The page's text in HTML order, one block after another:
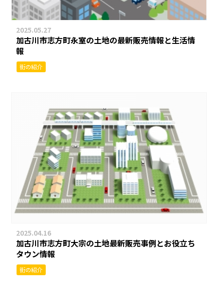
2025.05.27
加古川市志方町永室の土地の最新販売情報と生活情
報
街の紹介
2025.04.16
加古川市志方町大宗の土地最新販売事例とお役立ち
タウン情報
街の紹介